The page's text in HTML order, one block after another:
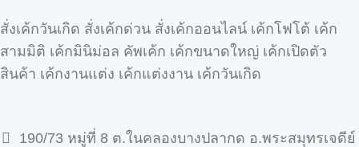
สั่งเค้กวันเกิด สั่งเค้กด่วน สั่งเค้กออนไลน์ เค้กโฟโต้ เค้ก
สามมิติ เค้กมินิม่อล คัพเค้ก เค้กขนาดใหญ่ เค้กเปิดตัว
สินค้า เค้กงานแต่ง เค้กแต่งงาน เค้กวันเกิด
190/73 หมู่ที่ 8 ต.ในคลองบางปลากด อ.พระสมุทรเจดีย์